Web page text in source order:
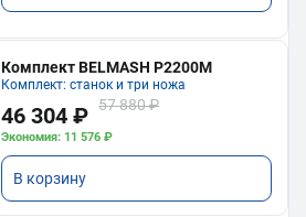
Комплект BELMASH P2200M
Комплект: станок и три ножа
46 304 ₽ 57 880 ₽
Экономия: 11 576 ₽
В корзину